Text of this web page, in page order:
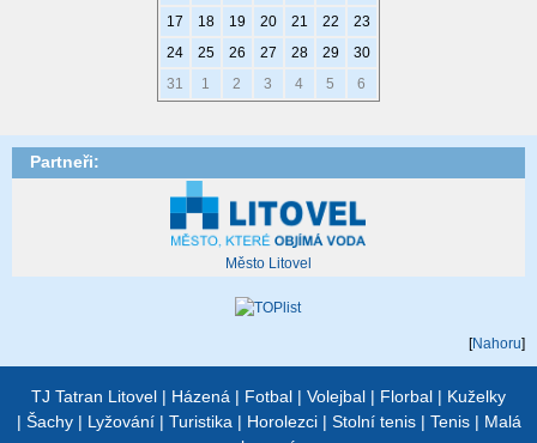
17
18 19 20 21 22
23
24
25 26 27 28 29
30
31
1 2 3 4 5 6
Partneři:
Město Litovel
[Nahoru]
TJ Tatran Litovel | Házená | Fotbal | Volejbal | Florbal | Kuželky
| Šachy| Lyžování| Turistika | Horolezci| Stolní tenis| Tenis| Malá